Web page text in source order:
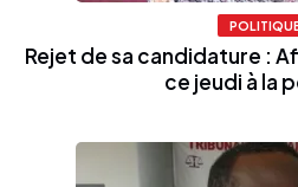
Rejet de sa candidature :
ce jeudi à la